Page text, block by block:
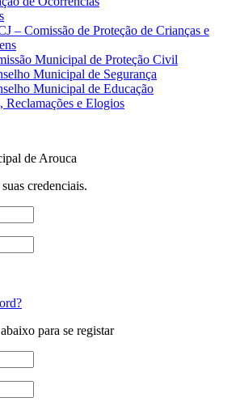
– Comissão de Proteção de Crianças e
Municipal de Proteção Civil
Municipal de Segurança
Municipal de Educação
Reclamações e Elogios
de Arouca
credenciais.
para se registar